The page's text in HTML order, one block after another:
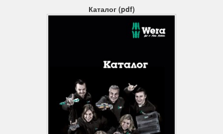
вакуумний гарт в льоді забезпечує необхідну твердість
Kraftform з нержавіючої сталі Wera.
виготовляються з нержавіючої сталі, завдяки чому
Поштучна перевірка
Поштучна перевірка під напругою 10000 В за стандартом
IEC 60900 гарантує безпеку роботи під напругою до 1000 B.
Загартування в льоді під вакуумом
Каталог (pdf)